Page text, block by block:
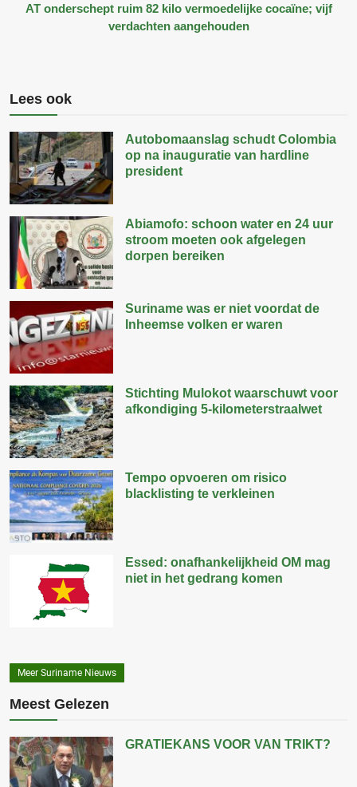
AT onderschept ruim 82 kilo vermoedelijke cocaïne; vijf
verdachten aangehouden
Lees ook
Autobomaanslag schudt Colombia
op na inauguratie van hardline
president
Abiamofo: schoon water en 24 uur
stroom moeten ook afgelegen
dorpen bereiken
Suriname was er niet voordat de
Inheemse volken er waren
Stichting Mulokot waarschuwt voor
afkondiging 5-kilometerstraalwet
Tempo opvoeren om risico
blacklisting te verkleinen
Essed: onafhankelijkheid OM mag
niet in het gedrang komen
Meer Suriname Nieuws
Meest Gelezen
GRATIEKANS VOOR VAN TRIKT?